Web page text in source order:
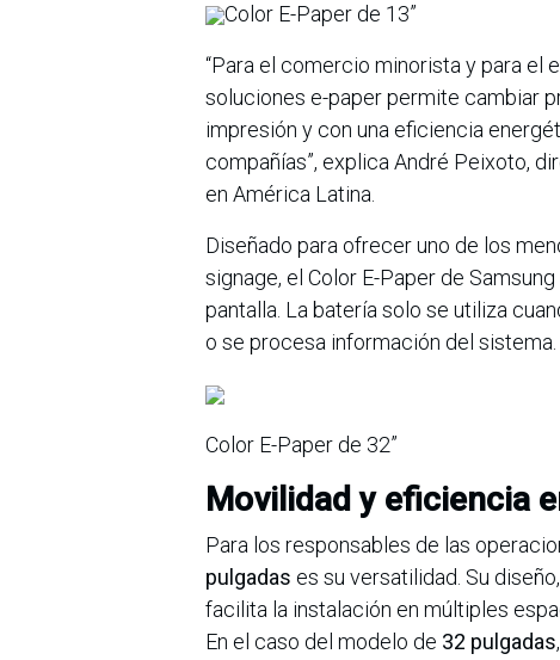
Color E-Paper de 13”
“Para el comercio minorista y para el
soluciones e-paper permite cambiar
impresión y con una eficiencia
compañías”, explica André Peixoto,
en América Latina.
Diseñado para ofrecer uno de los
signage, el Color E-Paper de
pantalla. La batería solo se utiliza
o se procesa información del sistema.
Color E-Paper de 32”
Movilidad y eficiencia
Para los responsables de las
pulgadas es su versatilidad. Su
facilita la instalación en múltiples
En el caso del modelo de 32 pulgadas